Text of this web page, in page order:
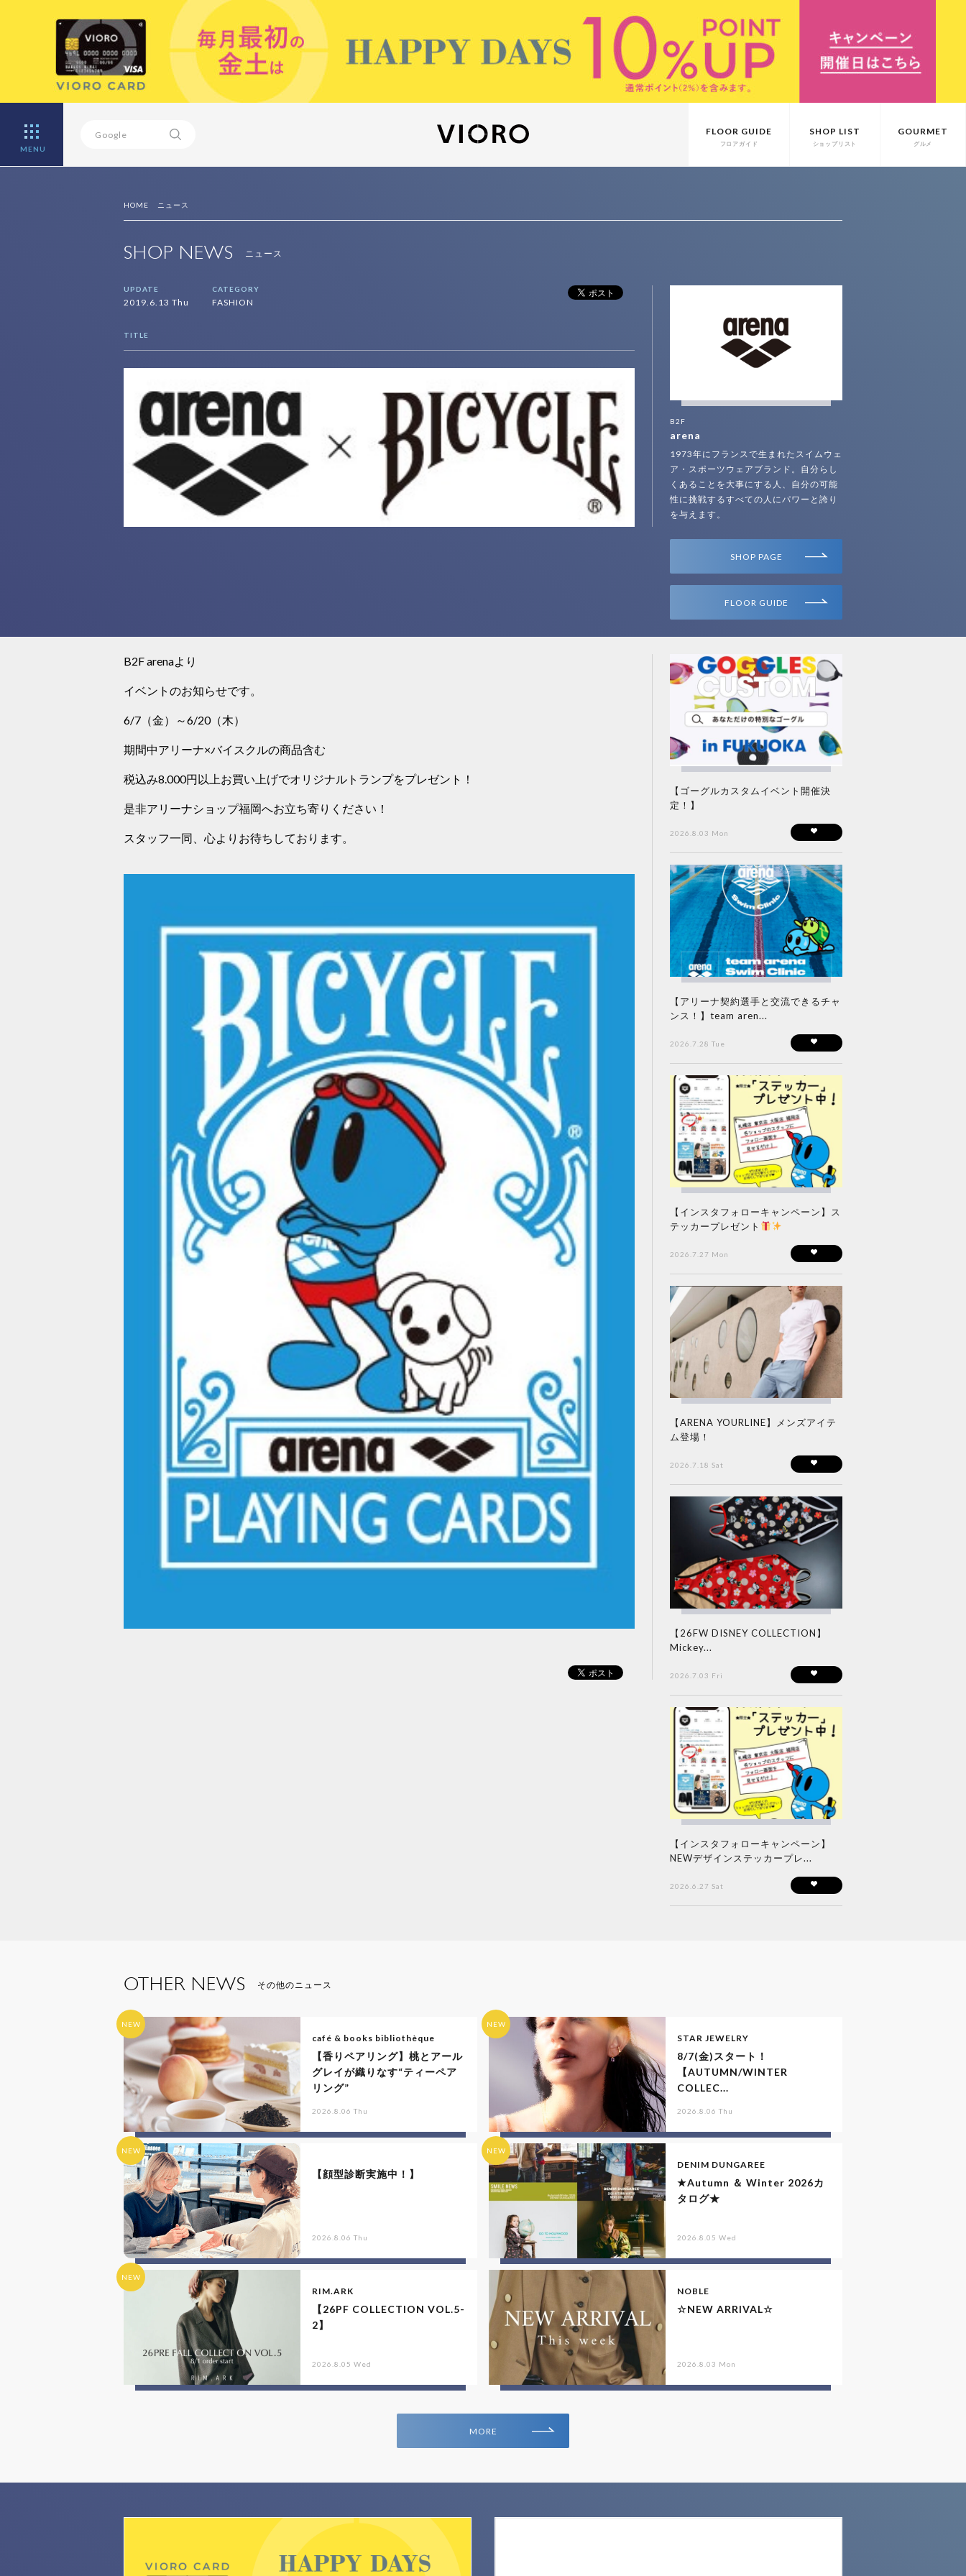
MENU
FLOOR GUIDE
フロアガイド
SHOP LIST
ショップリスト
GOURMET
グルメ
HOME ニュース
SHOP NEWS ニュース
UPDATE
2019.6.13 Thu
CATEGORY
FASHION
TITLE
B2F
arena
1973年にフランスで生まれたスイムウェ
ア・スポーツウェアブランド。自分らし
くあることを大事にする人、自分の可能
性に挑戦するすべての人にパワーと誇り
を与えます。
SHOP PAGE
FLOOR GUIDE
B2F arenaより
イベントのお知らせです。
6/7（金）～6/20（木）
期間中アリーナ×バイスクルの商品含む
税込み8.000円以上お買い上げでオリジナルトランプをプレゼント！
是非アリーナショップ福岡へお立ち寄りください！
スタッフ一同、心よりお待ちしております。
【ゴーグルカスタムイベント開催決
定！】
2026.8.03 Mon
【アリーナ契約選手と交流できるチャ
ンス！】team aren...
2026.7.28 Tue
【インスタフォローキャンペーン】ス
テッカープレゼント
2026.7.27 Mon
【ARENA YOURLINE】メンズアイテ
ム登場！
2026.7.18 Sat
【26FW DISNEY COLLECTION】
Mickey...
2026.7.03 Fri
【インスタフォローキャンペーン】
NEWデザインステッカープレ...
2026.6.27 Sat
OTHER NEWS その他のニュース
NEW
café & books bibliothèque
【香りペアリング】桃とアール
グレイが織りなす“ティーペア
リング”
2026.8.06 Thu
NEW
STAR JEWELRY
8/7(金)スタート！
【AUTUMN/WINTER
COLLEC...
2026.8.06 Thu
NEW
【顔型診断実施中！】
2026.8.06 Thu
NEW
DENIM DUNGAREE
★Autumn ＆ Winter 2026カ
タログ★
2026.8.05 Wed
NEW
RIM.ARK
【26PF COLLECTION VOL.5-
2】
2026.8.05 Wed
NOBLE
☆NEW ARRIVAL☆
2026.8.03 Mon
MORE